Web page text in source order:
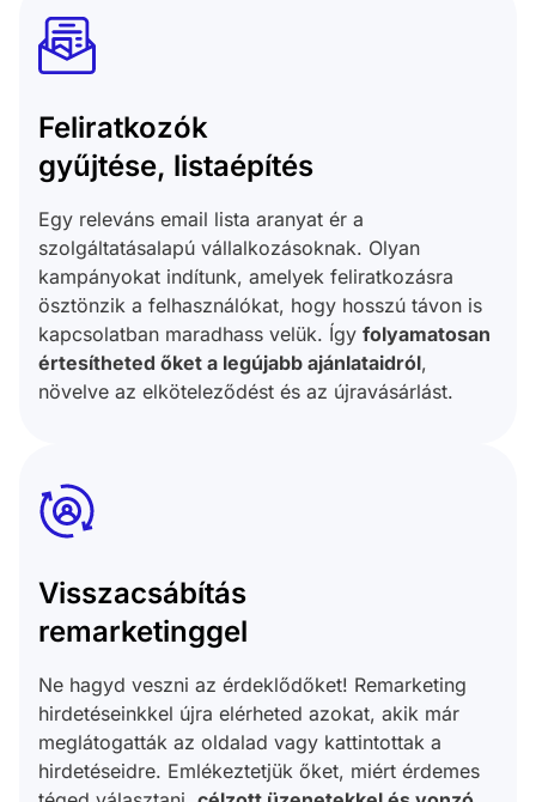
Feliratkozók
gyűjtése, listaépítés
Egy releváns email lista aranyat ér a
szolgáltatásalapú vállalkozásoknak. Olyan
kampányokat indítunk, amelyek feliratkozásra
ösztönzik a felhasználókat, hogy hosszú távon is
kapcsolatban maradhass velük. Így folyamatosan
értesítheted őket a legújabb ajánlataidról,
növelve az elköteleződést és az újravásárlást.
Visszacsábítás
remarketinggel
Ne hagyd veszni az érdeklődőket! Remarketing
hirdetéseinkkel újra elérheted azokat, akik már
meglátogatták az oldalad vagy kattintottak a
hirdetéseidre. Emlékeztetjük őket, miért érdemes